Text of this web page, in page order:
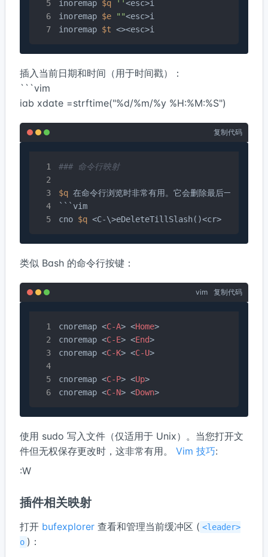
inoremap $q ''<esc>i
inoremap $e ""<esc>i
inoremap $t <><esc>i
插入当前日期和时间（用于时间戳）：
`​​``vim
iab xdate =strftime("%d/%m/%y %H:%M:%S")
复制代码
### 命令行映射
$q 在命令行浏览时非常有用。它会删除最后一个斜杠
```vim
cno $q <C-\>eDeleteTillSlash()<cr>
类似 Bash 的命令行按键：
vim 复制代码
cnoremap <C-A> <Home>
cnoremap <C-E> <End>
cnoremap <C-K> <C-U>
cnoremap <C-P> <Up>
cnoremap <C-N> <Down>
使用 sudo 写入文件（仅适用于 Unix）。当您打开文
件但无权保存更改时，这非常有用。 Vim 技巧:
:W
插件相关映射
打开 bufexplorer 查看和管理当前缓冲区 ( <leader>
o )：